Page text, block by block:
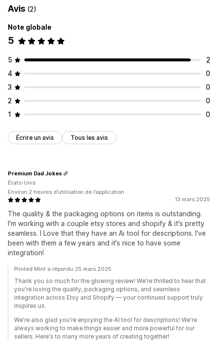
Avis (2)
Note globale
5
5
2
4
0
3
0
2
0
1
0
Écrire un avis Tous les avis
13 mars 2025
The quality & the packaging options on items is outstanding.
I'm working with a couple etsy stores and shopify & it's pretty
seamless. I Love that they have an Ai tool for descriptions. I've
been with them a few years and it's nice to have some
integration!
Premium Dad Jokes
États-Unis
Environ 2 heures d’utilisation de l’application
Printed Mint a répondu 25 mars 2025
Thank you so much for the glowing review! We're thrilled to hear that
you're loving the quality, packaging options, and seamless
integration across Etsy and Shopify — your continued support truly
inspires us.
We're also glad you're enjoying the AI tool for descriptions! We're
always working to make things easier and more powerful for our
sellers. Here's to many more years of creating together!